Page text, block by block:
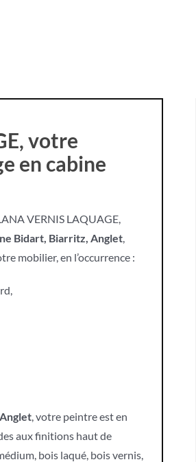
votre
en cabine
VERNIS LAQUAGE,
Bidart, Biarritz, Anglet,
mobilier, en l’occurrence :
, votre peintre est en
aux finitions haut de
bois laqué, bois vernis,